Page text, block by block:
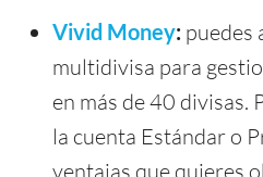
Vivid Money: puedes
multidivisa para
en más de 40 divisas.
la cuenta Estándar o
ventajas que quieres